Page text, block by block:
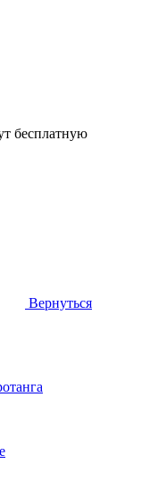
бесплатную
Вернуться